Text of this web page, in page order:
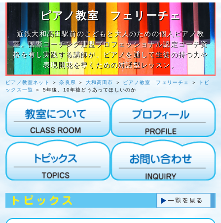
ピアノ教室 フェリーチェ
近鉄大和高田駅前のこどもと大人のための個人ピアノ教
室。国際コーチング連盟プロフェッショナル認定コーチ資
格を有し実践する講師が、ピアノを通して生徒の持つ力や
表現開花を導くための対話型レッスン。
ピアノ教室ネット ＞奈良県 ＞ 大和高田市 ＞ ピアノ教室 フェリーチェ ＞
トピ
ックス一覧
＞ 5年後、10年後どうあってほしいのか